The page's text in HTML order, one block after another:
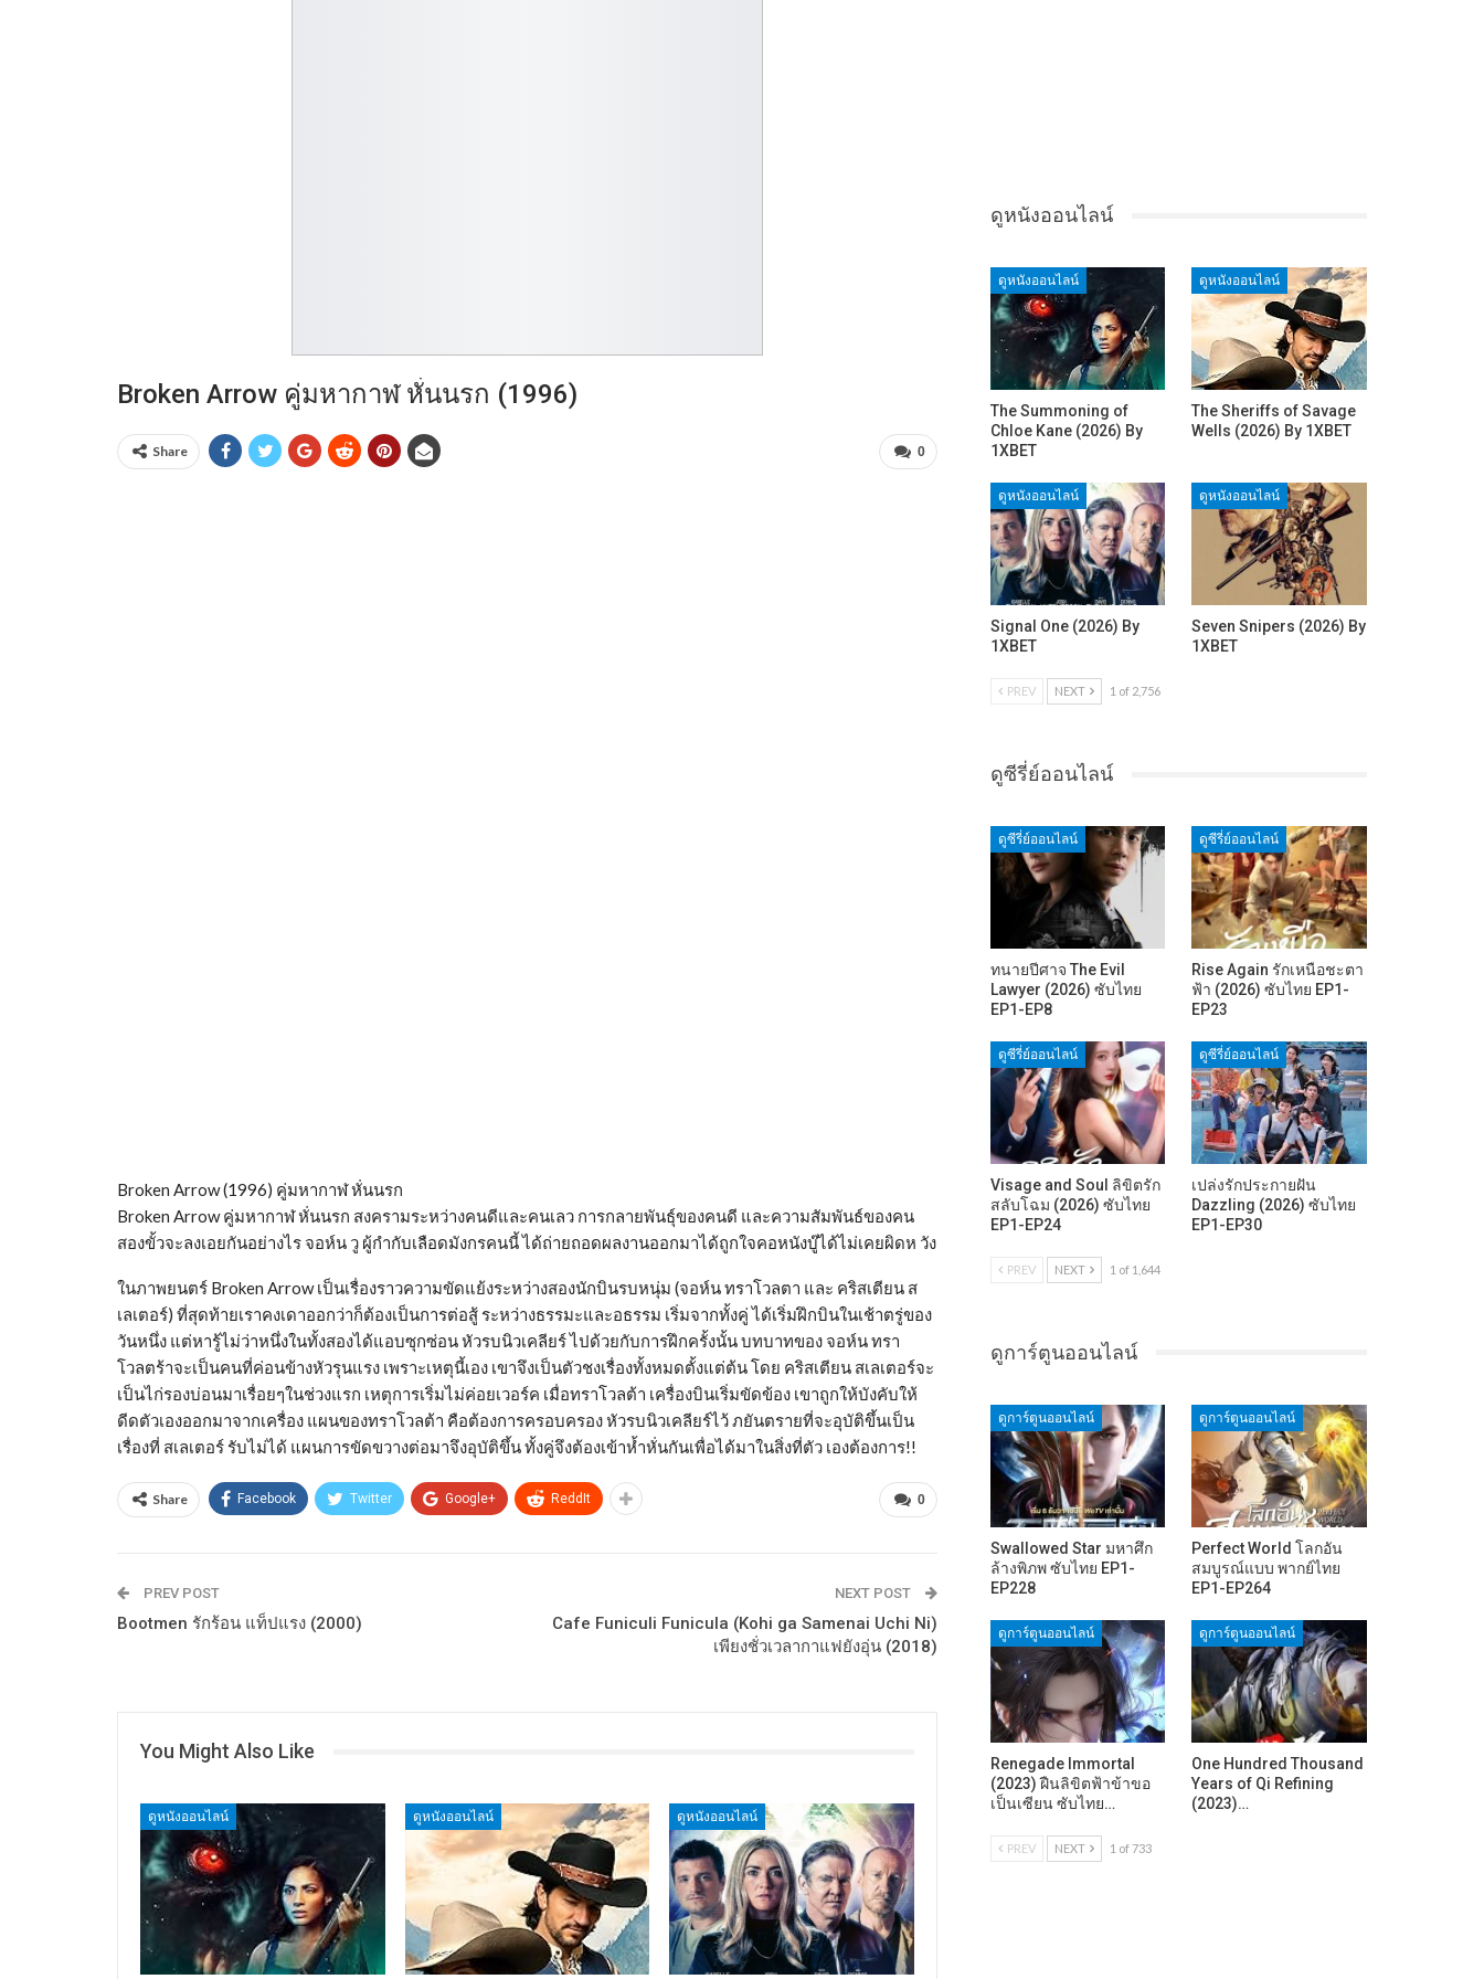
Broken Arrow คู่มหากาฬ หั่นนรก (1996)
0
Share
Broken Arrow (1996) คู่มหากาฬ หั่นนรก
Broken Arrow คู่มหากาฬ หั่นนรก สงครามระหว่างคนดีและคนเลว การกลายพันธุ์ของคนดี และความสัมพันธ์ของคน
สองขั้วจะลงเอยกันอย่างไร จอห์น วู ผู้กำกับเลือดมังกรคนนี้ ได้ถ่ายถอดผลงานออกมาได้ถูกใจคอหนังบู๊ได้ไม่เคยผิดห วัง
ในภาพยนตร์ Broken Arrow เป็นเรื่องราวความขัดแย้งระหว่างสองนักบินรบหนุ่ม (จอห์น ทราโวลตา และ คริสเตียน ส
เลเตอร์) ที่สุดท้ายเราคงเดาออกว่าก็ต้องเป็นการต่อสู้ ระหว่างธรรมะและอธรรม เริ่มจากทั้งคู่ ได้เริ่มฝึกบินในเช้าตรู่ของ
วันหนึ่ง แต่หารู้ไม่ว่าหนึ่งในทั้งสองได้แอบซุกซ่อน หัวรบนิวเคลียร์ ไปด้วยกับการฝึกครั้งนั้น บทบาทของ จอห์น ทรา
โวลตร้าจะเป็นคนที่ค่อนข้างหัวรุนแรง เพราะเหตุนี้เอง เขาจึงเป็นตัวชงเรื่องทั้งหมดตั้งแต่ต้น โดย คริสเตียน สเลเตอร์จะ
เป็นไก่รองบ่อนมาเรื่อยๆในช่วงแรก เหตุการเริ่มไม่ค่อยเวอร์ค เมื่อทราโวลต้า เครื่องบินเริ่มขัดข้อง เขาถูกให้บังคับให้
ดีดตัวเองออกมาจากเครื่อง แผนของทราโวลต้า คือต้องการครอบครอง หัวรบนิวเคลียร์ไว้ ภยันตรายที่จะอุบัติขึ้นเป็น
เรื่องที่ สเลเตอร์ รับไม่ได้ แผนการขัดขวางต่อมาจึงอุบัติขึ้น ทั้งคู่จึงต้องเข้าห้ำหั่นกันเพื่อได้มาในสิ่งที่ตัว เองต้องการ!!
0
Share Facebook Twitter Google+ ReddIt
PREV POST
Bootmen รักร้อน แท็ปแรง (2000)
NEXT POST
Cafe Funiculi Funicula (Kohi ga Samenai Uchi Ni)
เพียงชั่วเวลากาแฟยังอุ่น (2018)
You Might Also Like
ดูหนังออนไลน์ ดูหนังออนไลน์ ดูหนังออนไลน์
ดูหนังออนไลน์
ดูหนังออนไลน์
The Summoning of
Chloe Kane (2026) By
1XBET
ดูหนังออนไลน์
The Sheriffs of Savage
Wells (2026) By 1XBET
ดูหนังออนไลน์
Signal One (2026) By
1XBET
ดูหนังออนไลน์
Seven Snipers (2026) By
1XBET
PREV NEXT 1 of 2,756
ดูซีรี่ย์ออนไลน์
ดูซีรี่ย์ออนไลน์
ทนายปีศาจ The Evil
Lawyer (2026) ซับไทย
EP1-EP8
ดูซีรี่ย์ออนไลน์
Rise Again รักเหนือชะตา
ฟ้า (2026) ซับไทย EP1-
EP23
ดูซีรี่ย์ออนไลน์
Visage and Soul ลิขิตรัก
สลับโฉม (2026) ซับไทย
EP1-EP24
ดูซีรี่ย์ออนไลน์
เปล่งรักประกายฝัน
Dazzling (2026) ซับไทย
EP1-EP30
PREV NEXT 1 of 1,644
ดูการ์ตูนออนไลน์
ดูการ์ตูนออนไลน์
Swallowed Star มหาศึก
ล้างพิภพ ซับไทย EP1-
EP228
ดูการ์ตูนออนไลน์
Perfect World โลกอัน
สมบูรณ์แบบ พากย์ไทย
EP1-EP264
ดูการ์ตูนออนไลน์
Renegade Immortal
(2023) ฝืนลิขิตฟ้าข้าขอ
เป็นเซียน ซับไทย…
ดูการ์ตูนออนไลน์
One Hundred Thousand
Years of Qi Refining
(2023)…
PREV NEXT 1 of 733